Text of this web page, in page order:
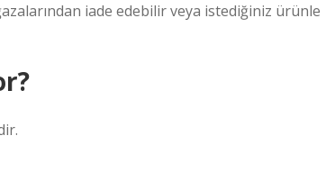
iade edebilir veya istediğiniz ürünle